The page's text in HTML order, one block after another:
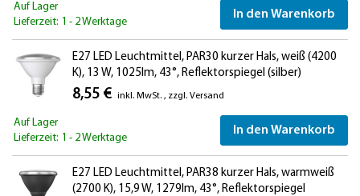
Auf Lager
Lieferzeit: 1 - 2 Werktage
In den Warenkorb
E27 LED Leuchtmittel, PAR30 kurzer Hals, weiß (4200
K), 13 W, 1025lm, 43°, Reflektorspiegel (silber)
8,55 € inkl. MwSt. , zzgl. Versand
Auf Lager
Lieferzeit: 1 - 2 Werktage
In den Warenkorb
E27 LED Leuchtmittel, PAR38 kurzer Hals, warmweiß
(2700 K), 15,9 W, 1279lm, 43°, Reflektorspiegel